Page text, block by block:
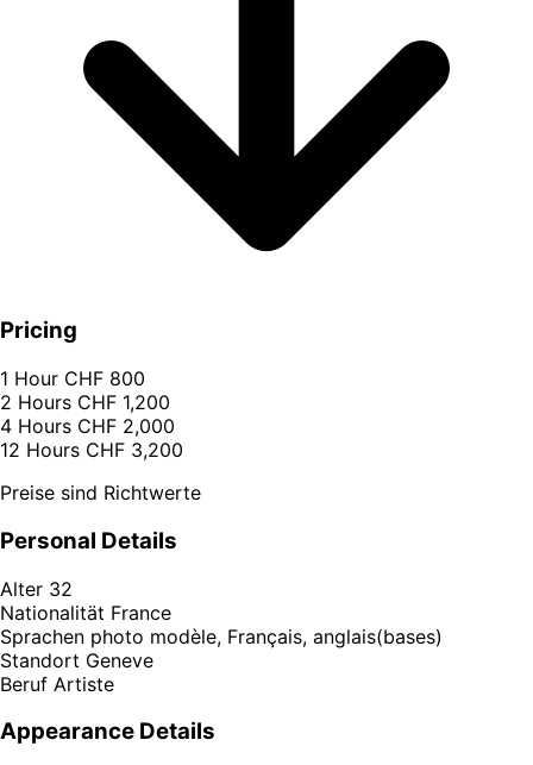
Pricing
1 Hour CHF 800
2 Hours CHF 1,200
4 Hours CHF 2,000
12 Hours CHF 3,200
Preise sind Richtwerte
Personal Details
Alter 32
Nationalität France
Sprachen photo modèle, Français, anglais(bases)
Standort Geneve
Beruf Artiste
Appearance Details